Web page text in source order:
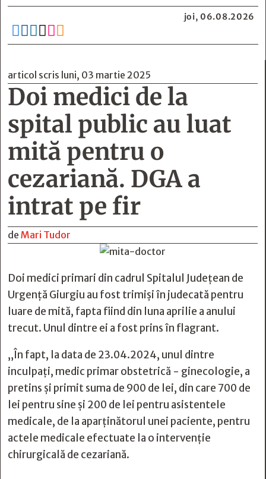
joi, 06.08.2026
     
articol scris luni, 03 martie 2025
Doi medici de la
spital public au luat
mită pentru o
cezariană. DGA a
intrat pe fir
de Mari Tudor
Doi medici primari din cadrul Spitalul Județean de
Urgență Giurgiu au fost trimiși în judecată pentru
luare de mită, fapta fiind din luna aprilie a anului
trecut. Unul dintre ei a fost prins în flagrant.
„În fapt, la data de 23.04.2024, unul dintre
inculpați, medic primar obstetrică - ginecologie, a
pretins și primit suma de 900 de lei, din care 700 de
lei pentru sine și 200 de lei pentru asistentele
medicale, de la aparținătorul unei paciente, pentru
actele medicale efectuate la o intervenție
chirurgicală de cezariană.